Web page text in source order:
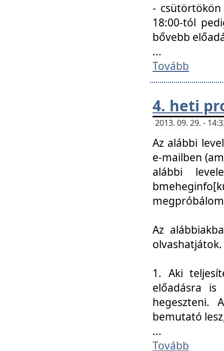
- csütörtökön
18:00-tól
bővebb
...
Tovább
4. heti
2013. 09. 29. -
Az alábbi
e-mailben
alábbi
Az
olvashatjátok.
1. Aki
előadásra
hegeszteni.
bemutató
...
Tovább